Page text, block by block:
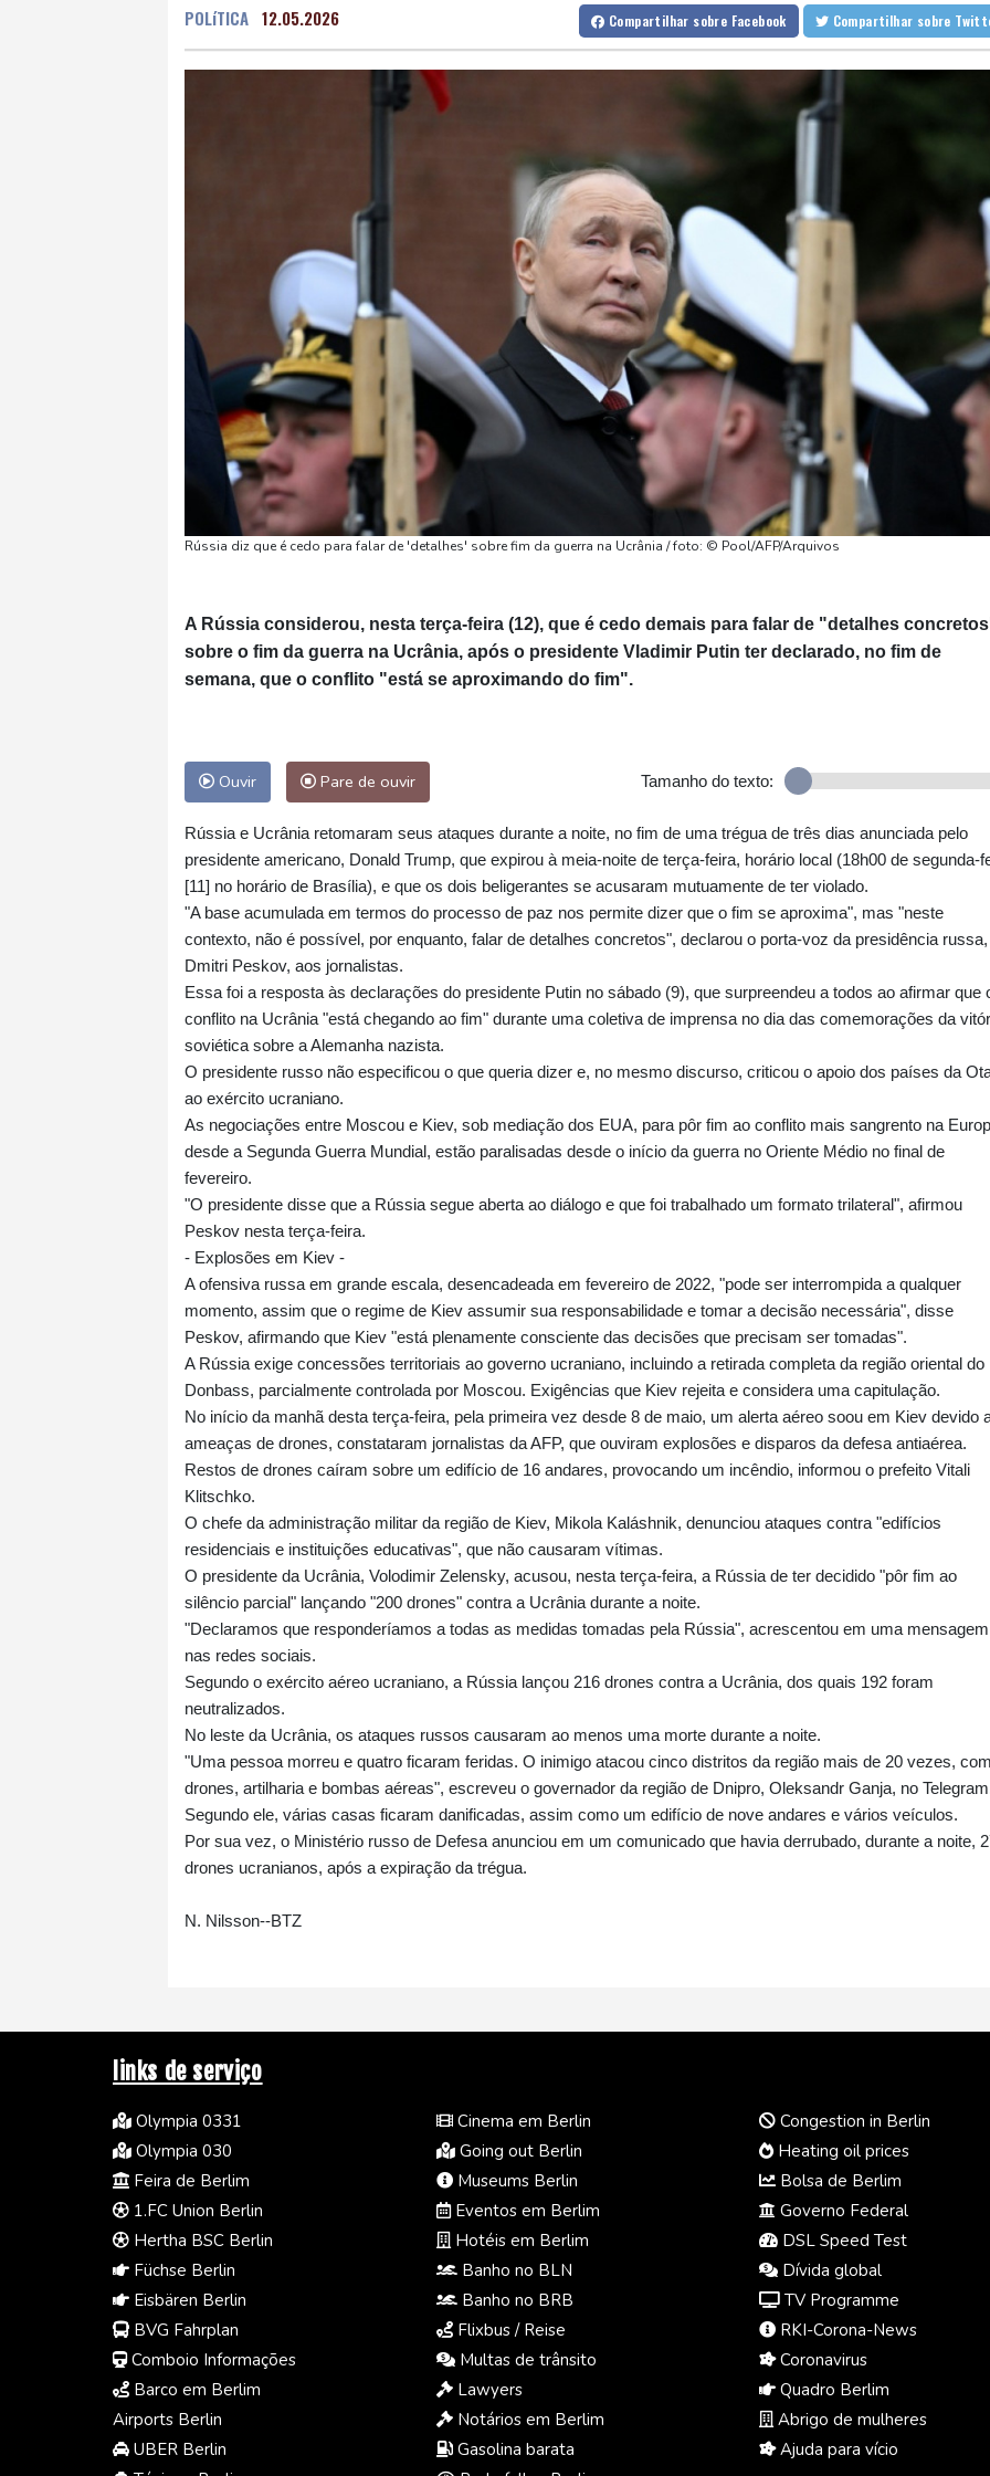
Chuva define cardápio de restaurante em São Paulo com 3
Turista franco-argentino testa positivo para hantavírus, anuncia
POLíTICA 12.05.2026 Compartilhar sobre Facebook Compartilhar sobre
Rússia diz que é cedo para falar de 'detalhes' sobre fim da guerra na Ucrânia / foto: © Pool/AFP/Arquivos
A Rússia considerou, nesta terça-feira (12), que é cedo demais para falar de "detalhes
sobre o fim da guerra na Ucrânia, após o presidente Vladimir Putin ter declarado, no fim de
semana, que o conflito "está se aproximando do fim".
Ouvir Pare de ouvir Tamanho do texto:
Rússia e Ucrânia retomaram seus ataques durante a noite, no fim de uma trégua de três dias anunciada pelo
presidente americano, Donald Trump, que expirou à meia-noite de terça-feira, horário local (18h00 de segunda-
[11] no horário de Brasília), e que os dois beligerantes se acusaram mutuamente de ter violado.
"A base acumulada em termos do processo de paz nos permite dizer que o fim se aproxima", mas "neste
contexto, não é possível, por enquanto, falar de detalhes concretos", declarou o porta-voz da presidência russa,
Dmitri Peskov, aos jornalistas.
Essa foi a resposta às declarações do presidente Putin no sábado (9), que surpreendeu a todos ao afirmar que
conflito na Ucrânia "está chegando ao fim" durante uma coletiva de imprensa no dia das comemorações da
soviética sobre a Alemanha nazista.
O presidente russo não especificou o que queria dizer e, no mesmo discurso, criticou o apoio dos países da
ao exército ucraniano.
As negociações entre Moscou e Kiev, sob mediação dos EUA, para pôr fim ao conflito mais sangrento na
desde a Segunda Guerra Mundial, estão paralisadas desde o início da guerra no Oriente Médio no final de
fevereiro.
"O presidente disse que a Rússia segue aberta ao diálogo e que foi trabalhado um formato trilateral", afirmou
Peskov nesta terça-feira.
- Explosões em Kiev -
A ofensiva russa em grande escala, desencadeada em fevereiro de 2022, "pode ser interrompida a qualquer
momento, assim que o regime de Kiev assumir sua responsabilidade e tomar a decisão necessária", disse
Peskov, afirmando que Kiev "está plenamente consciente das decisões que precisam ser tomadas".
A Rússia exige concessões territoriais ao governo ucraniano, incluindo a retirada completa da região oriental do
Donbass, parcialmente controlada por Moscou. Exigências que Kiev rejeita e considera uma capitulação.
No início da manhã desta terça-feira, pela primeira vez desde 8 de maio, um alerta aéreo soou em Kiev devido
ameaças de drones, constataram jornalistas da AFP, que ouviram explosões e disparos da defesa antiaérea.
Restos de drones caíram sobre um edifício de 16 andares, provocando um incêndio, informou o prefeito Vitali
Klitschko.
O chefe da administração militar da região de Kiev, Mikola Kaláshnik, denunciou ataques contra "edifícios
residenciais e instituições educativas", que não causaram vítimas.
O presidente da Ucrânia, Volodimir Zelensky, acusou, nesta terça-feira, a Rússia de ter decidido "pôr fim ao
silêncio parcial" lançando "200 drones" contra a Ucrânia durante a noite.
"Declaramos que responderíamos a todas as medidas tomadas pela Rússia", acrescentou em uma mensagem
nas redes sociais.
Segundo o exército aéreo ucraniano, a Rússia lançou 216 drones contra a Ucrânia, dos quais 192 foram
neutralizados.
No leste da Ucrânia, os ataques russos causaram ao menos uma morte durante a noite.
"Uma pessoa morreu e quatro ficaram feridas. O inimigo atacou cinco distritos da região mais de 20 vezes, com
drones, artilharia e bombas aéreas", escreveu o governador da região de Dnipro, Oleksandr Ganja, no
Segundo ele, várias casas ficaram danificadas, assim como um edifício de nove andares e vários veículos.
Por sua vez, o Ministério russo de Defesa anunciou em um comunicado que havia derrubado, durante a noite,
drones ucranianos, após a expiração da trégua.
N. Nilsson--BTZ
links de serviço
Olympia 0331
Olympia 030
Feira de Berlim
1.FC Union Berlin
Hertha BSC Berlin
Füchse Berlin
Eisbären Berlin
BVG Fahrplan
Comboio Informações
Barco em Berlim
Airports Berlin
UBER Berlin
Cinema em Berlin
Going out Berlin
Museums Berlin
Eventos em Berlim
Hotéis em Berlim
Banho no BLN
Banho no BRB
Flixbus / Reise
Multas de trânsito
Lawyers
Notários em Berlim
Gasolina barata
Congestion in Berlin
Heating oil prices
Bolsa de Berlim
Governo Federal
DSL Speed Test
Dívida global
TV Programme
RKI-Corona-News
Coronavirus
Quadro Berlim
Abrigo de mulheres
Ajuda para vício